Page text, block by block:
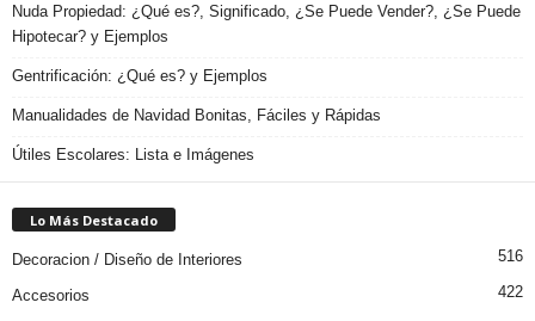
Nuda Propiedad: ¿Qué es?, Significado, ¿Se Puede Vender?, ¿Se Puede
Hipotecar? y Ejemplos
Gentrificación: ¿Qué es? y Ejemplos
Manualidades de Navidad Bonitas, Fáciles y Rápidas
Útiles Escolares: Lista e Imágenes
Lo Más Destacado
Decoracion / Diseño de Interiores 516
Accesorios
422